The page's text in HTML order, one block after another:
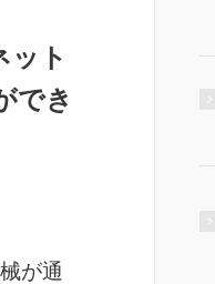
ット
でき
が通